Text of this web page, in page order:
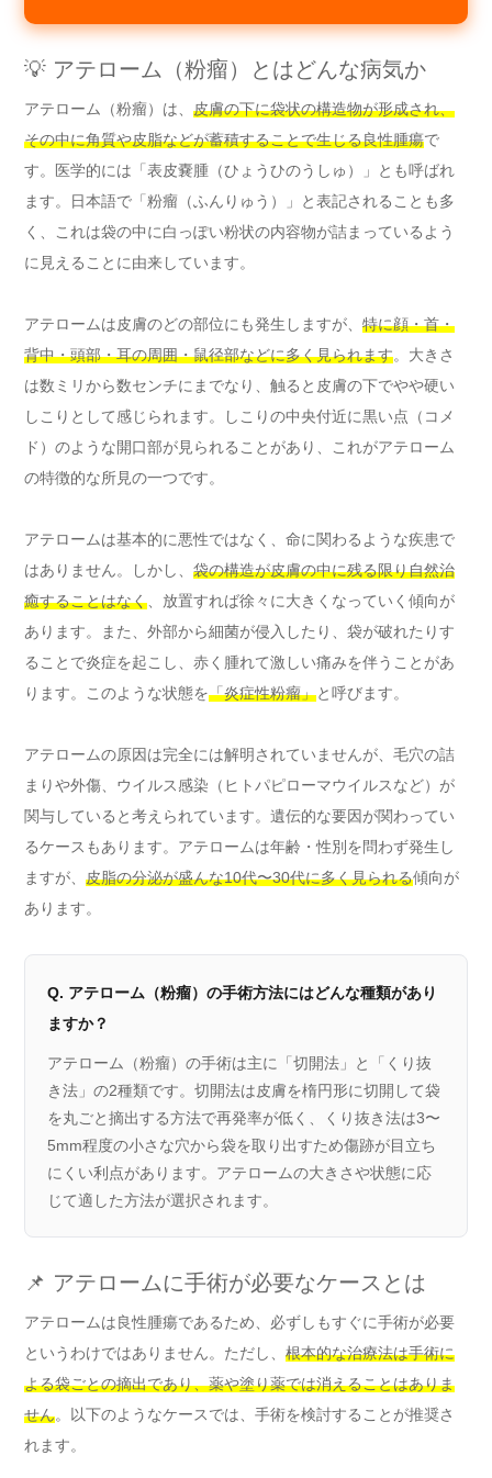
💡 アテローム（粉瘤）とはどんな病気か
アテローム（粉瘤）は、 皮膚の下に袋状の構造物が形成され、
その中に角質や皮脂などが蓄積することで生じる良性腫瘍で
す。医学的には「表皮嚢腫（ひょうひのうしゅ）」とも呼ばれ
ます。日本語で「粉瘤（ふんりゅう）」と表記されることも多
く、これは袋の中に白っぽい粉状の内容物が詰まっているよう
に見えることに由来しています。
アテロームは皮膚のどの部位にも発生しますが、 特に顔・首・
背中・頭部・耳の周囲・鼠径部などに多く見られます。大きさ
は数ミリから数センチにまでなり、触ると皮膚の下でやや硬い
しこりとして感じられます。しこりの中央付近に黒い点（コメ
ド）のような開口部が見られることがあり、これがアテローム
の特徴的な所見の一つです。
アテロームは基本的に悪性ではなく、命に関わるような疾患で
はありません。しかし、 袋の構造が皮膚の中に残る限り自然治
癒することはなく、放置すれば徐々に大きくなっていく傾向が
あります。また、外部から細菌が侵入したり、袋が破れたりす
ることで炎症を起こし、赤く腫れて激しい痛みを伴うことがあ
ります。このような状態を「炎症性粉瘤」と呼びます。
アテロームの原因は完全には解明されていませんが、毛穴の詰
まりや外傷、ウイルス感染（ヒトパピローマウイルスなど）が
関与していると考えられています。遺伝的な要因が関わってい
るケースもあります。アテロームは年齢・性別を問わず発生し
ますが、 皮脂の分泌が盛んな10代〜30代に多く見られる傾向が
あります。
Q. アテローム（粉瘤）の手術方法にはどんな種類があり
ますか？
アテローム（粉瘤）の手術は主に「切開法」と「くり抜
き法」の2種類です。切開法は皮膚を楕円形に切開して袋
を丸ごと摘出する方法で再発率が低く、くり抜き法は3〜
5mm程度の小さな穴から袋を取り出すため傷跡が目立ち
にくい利点があります。アテロームの大きさや状態に応
じて適した方法が選択されます。
📌 アテロームに手術が必要なケースとは
アテロームは良性腫瘍であるため、必ずしもすぐに手術が必要
というわけではありません。ただし、 根本的な治療法は手術に
よる袋ごとの摘出であり、薬や塗り薬では消えることはありま
せん。以下のようなケースでは、手術を検討することが推奨さ
れます。